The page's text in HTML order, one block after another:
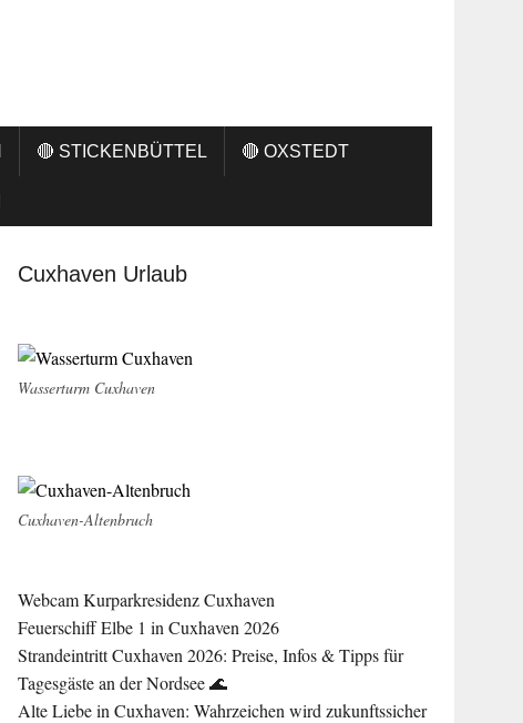
🔴 STICKENBÜTTEL 🔴 OXSTEDT
Cuxhaven Urlaub
Wasserturm Cuxhaven
Cuxhaven-Altenbruch
Webcam Kurparkresidenz Cuxhaven
Feuerschiff Elbe 1 in Cuxhaven 2026
Strandeintritt Cuxhaven 2026: Preise, Infos & Tipps für
Tagesgäste an der Nordsee 🌊
Alte Liebe in Cuxhaven: Wahrzeichen wird zukunftssicher